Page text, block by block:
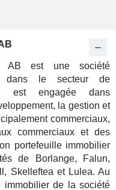
AB est une société
dans le secteur de
est engagée dans
la gestion et
commerciaux,
commerciaux et des
portefeuille immobilier
de Borlange, Falun,
Skelleftea et Lulea. Au
immobilier de la société